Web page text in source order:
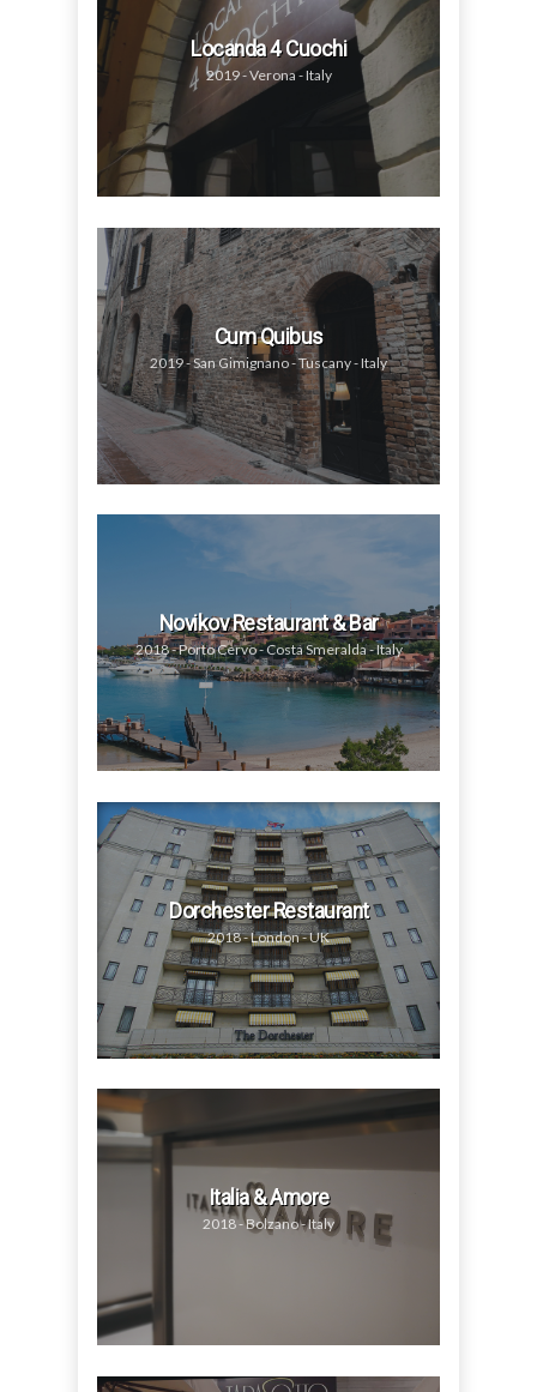
Locanda 4 Cuochi
2019 - Verona - Italy
Cum Quibus
2019 - San Gimignano - Tuscany - Italy
Novikov Restaurant & Bar
2018 - Porto Cervo - Costa Smeralda - Italy
Dorchester Restaurant
2018 - London - UK
Italia & Amore
2018 - Bolzano - Italy